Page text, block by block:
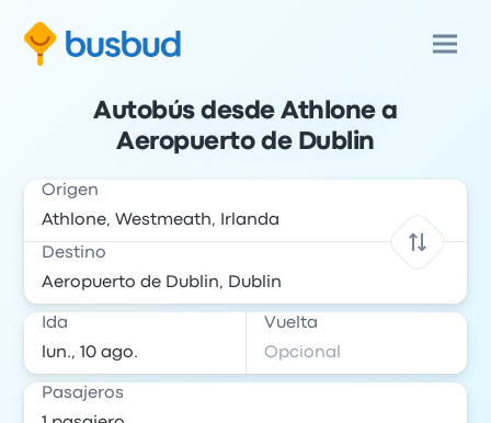
Autobús desde Athlone a
Aeropuerto de Dublin
Origen
Destino
Ida Vuelta
Pasajeros